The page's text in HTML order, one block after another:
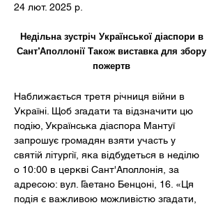
24 лют. 2025 р.
Недільна зустріч Української діаспори в
Сант'Аполлонії Також виставка для збору
пожертв
Наближається третя річниця війни в
Україні. Щоб згадати та відзначити цю
подію, Українська діаспора Мантуї
запрошує громадян взяти участь у
святій літургії, яка відбудеться в неділю
о 10:00 в церкві Сант'Аполлонія, за
адресою: вул. Гаетано Бенцоні, 16. «Ця
подія є важливою можливістю згадати,